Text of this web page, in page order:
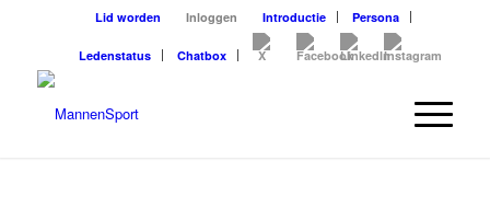
Lid worden Inloggen Introductie Persona
Ledenstatus Chatbox